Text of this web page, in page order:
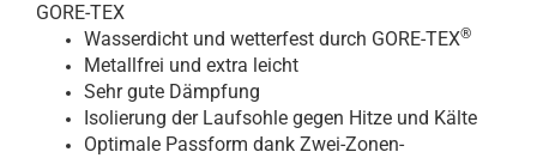
GORE-TEX
Wasserdicht und wetterfest durch GORE-TEX®
Metallfrei und extra leicht
Sehr gute Dämpfung
Isolierung der Laufsohle gegen Hitze und Kälte
Optimale Passform dank Zwei-Zonen-